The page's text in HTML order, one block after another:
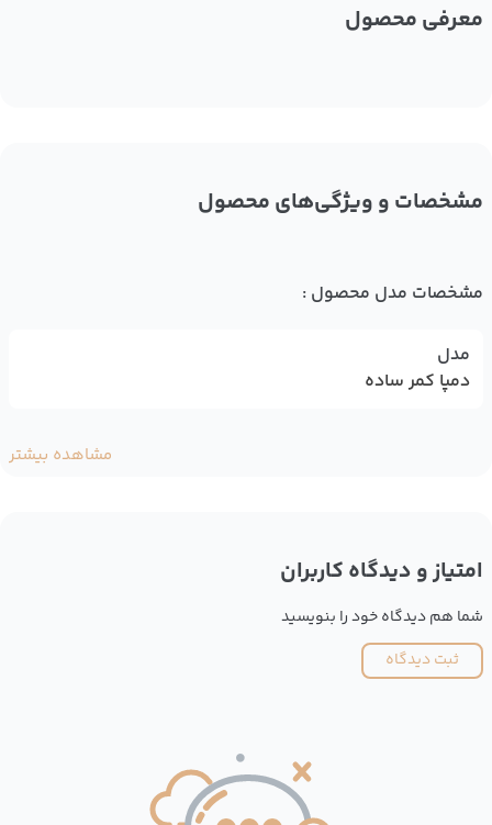
معرفی محصول
مشخصات و ویژگی‌های محصول
مشخصات مدل محصول :
مدل
دمپا کمر ساده
مشاهده بیشتر
امتیاز و دیدگاه کاربران
شما هم دیدگاه خود را بنویسید
ثبت دیدگاه